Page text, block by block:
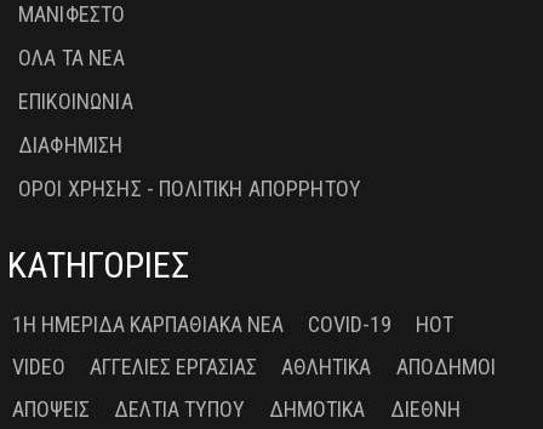
ΜΑΝΙΦΕΣΤΟ
ΟΛΑ ΤΑ ΝΕΑ
ΕΠΙΚΟΙΝΩΝΙΑ
ΔΙΑΦΗΜΙΣΗ
ΟΡΟΙ ΧΡΗΣΗΣ - ΠΟΛΙΤΙΚΗ ΑΠΟΡΡΗΤΟΥ
ΚΑΤΗΓΟΡΙΕΣ
1Η ΗΜΕΡΊΔΑ ΚΑΡΠΑΘΙΑΚΆ ΝΈΑ COVID-19
HOT
VIDEO
ΑΓΓΕΛΊΕΣ ΕΡΓΑΣΊΑΣ ΑΘΛΗΤΙΚΆ
ΑΠΌΔΗΜΟΙ
ΑΠΌΨΕΙΣ
ΔΕΛΤΊΑ ΤΎΠΟΥ ΔΗΜΟΤΙΚΆ
ΔΙΕΘΝΉ